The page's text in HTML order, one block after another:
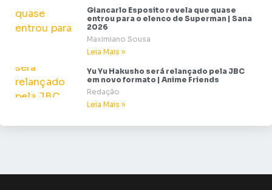
Giancarlo Esposito revela que quase
entrou para o elenco de Superman | Sana
2026
Maximiano Sousa
Leia Mais »
Yu Yu Hakusho será relançado pela JBC
em novo formato | Anime Friends
Redação
Leia Mais »